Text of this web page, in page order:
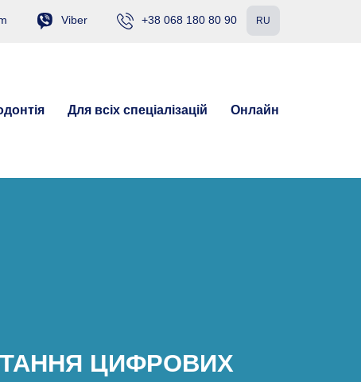
Viber +38 068 180 80 90 RU
Для всіх спеціалізацій Онлайн
ЦИФРОВИХ